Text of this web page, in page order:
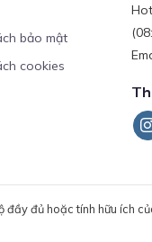
bảo mật
cookies
đủ hoặc tính hữu ích